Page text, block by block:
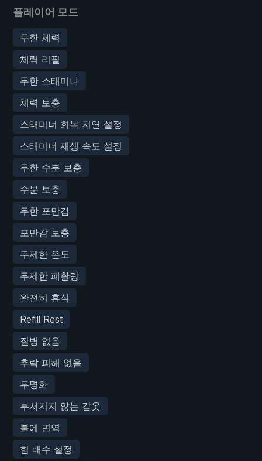
플레이어 모드
무한 체력
체력 리필
무한 스태미나
체력 보충
스태미너 회복 지연 설정
스태미너 재생 속도 설정
무한 수분 보충
수분 보충
무한 포만감
포만감 보충
무제한 온도
무제한 폐활량
완전히 휴식
Refill Rest
질병 없음
추락 피해 없음
투명화
부서지지 않는 갑옷
불에 면역
힘 배수 설정